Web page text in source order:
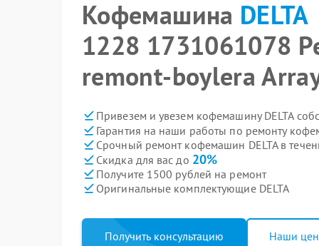
Кофемашина DELTA
1228 1731061078
remont-boylera
Привезем и увезем кофемашину DELTA
Гарантия на наши работы по ремонту
Срочный ремонт кофемашин DELTA в
Скидка для вас до 20%
Получите 1500 рублей на ремонт
Оригинальные комплектующие DELTA
Получить консультацию Наши